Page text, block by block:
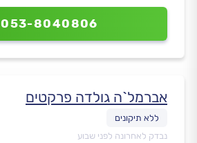
053-8040806
אברמל`ה גולדה פרקטים
נבדק לאחרונה לפני שבוע